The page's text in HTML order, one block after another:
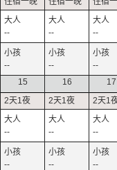
--
--
--
--
--
--
15
--
--
16
--
--
17
--
--